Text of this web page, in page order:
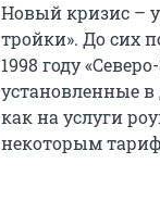
Новый кризис –
тройки». До сих
1998 году
установленные
как на услуги
некоторым